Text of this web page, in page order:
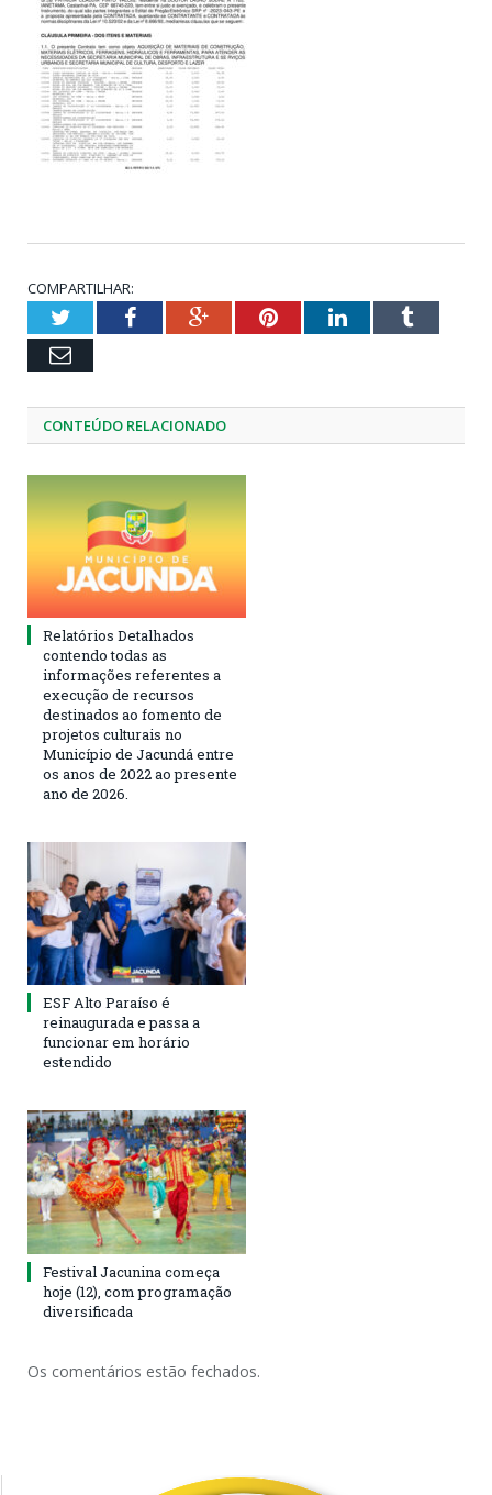
COMPARTILHAR:
TwitterFacebookGoogle+PinterestLinkedInTumblr
Email
CONTEÚDO RELACIONADO
Relatórios Detalhados
contendo todas as
informações referentes a
execução de recursos
destinados ao fomento de
projetos culturais no
Município de Jacundá entre
os anos de 2022 ao presente
ano de 2026.
ESF Alto Paraíso é
reinaugurada e passa a
funcionar em horário
estendido
Festival Jacunina começa
hoje (12), com programação
diversificada
Os comentários estão fechados.